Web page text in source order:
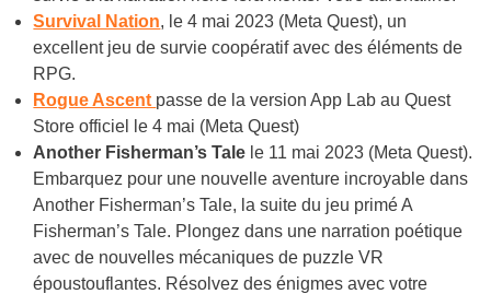
Survival Nation, le 4 mai 2023 (Meta Quest), un
excellent jeu de survie coopératif avec des éléments de
RPG.
Rogue Ascent passe de la version App Lab au Quest
Store officiel le 4 mai (Meta Quest)
Another Fisherman’s Tale le 11 mai 2023 (Meta Quest).
Embarquez pour une nouvelle aventure incroyable dans
Another Fisherman’s Tale, la suite du jeu primé A
Fisherman’s Tale. Plongez dans une narration poétique
avec de nouvelles mécaniques de puzzle VR
époustouflantes. Résolvez des énigmes avec votre